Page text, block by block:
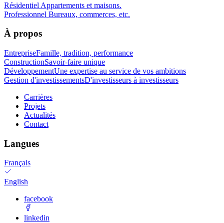
Résidentiel Appartements et maisons.
Professionnel Bureaux, commerces, etc.
À propos
EntrepriseFamille, tradition, performance
ConstructionSavoir-faire unique
DéveloppementUne expertise au service de vos ambitions
Gestion d'investissementsD'investisseurs à investisseurs
Carrières
Projets
Actualités
Contact
Langues
Français
English
facebook
linkedin